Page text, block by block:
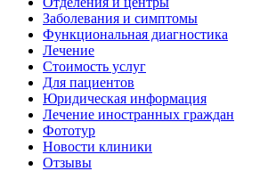
Заболевания и симптомы
Функциональная диагностика
Лечение
Стоимость услуг
Для пациентов
Юридическая информация
Лечение иностранных граждан
Фототур
Новости клиники
Отзывы